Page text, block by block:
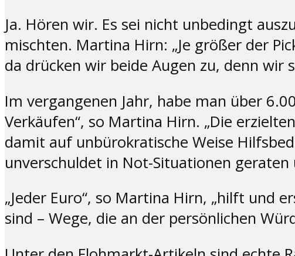
Ja. Hören wir. Es sei nicht unbedingt
mischten. Martina Hirn: „Je größer der
da drücken wir beide Augen zu, denn wir
Im vergangenen Jahr, habe man über
Verkäufen“, so Martina Hirn. „Die
damit auf unbürokratische Weise
unverschuldet in Not-Situationen
„Jeder Euro“, so Martina Hirn, „hilft und
sind – Wege, die an der persönlichen